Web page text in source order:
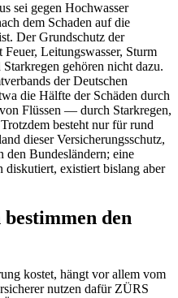
sei gegen Hochwasser
dem Schaden auf die
Der Grundschutz der
Leitungswasser, Sturm
gehören nicht dazu.
der Deutschen
die Hälfte der Schäden durch
Flüssen — durch Starkregen,
besteht nur für rund
dieser Versicherungsschutz,
den Bundesländern; eine
existiert bislang aber
den
kostet, hängt vor allem vom
nutzen dafür ZÜRS